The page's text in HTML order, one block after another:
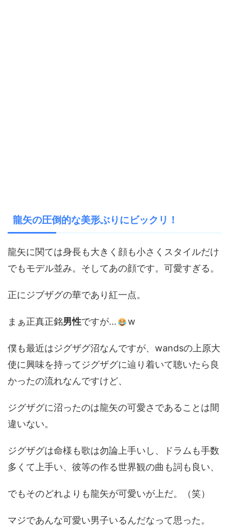
龍矢の圧倒的な美形ぶりにビックリ！
龍矢に関ては身長も大きく顔も小さくスタイルだけ
でもモデル並み。そしてあの顔です。可愛すぎる。
正にジブザグの華であり紅一点。
まぁ正真正銘男性ですが… w
僕も最近はジグザグ沼なんですが、wandsの上原大
使に興味を持ってジグザグに辿り着いて聴いたら良
かったの流れなんですけど、
ジグザグに沼ったのは龍矢の可愛さであることは間
違いない。
ジグザグは命様も歌は勿論上手いし、ドラムも手数
多くて上手い、彼等の作る世界観の曲も詞も良い、
でもそのどれよりも龍矢が可愛いが上だ。（笑）
マジであんな可愛い男子いるんだなって思った。